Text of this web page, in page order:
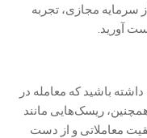
سرمایه مجازی، تجربه
آورید.
باشید که معامله در
همچنین، ریسک‌هایی مانند
معاملاتی و از دست